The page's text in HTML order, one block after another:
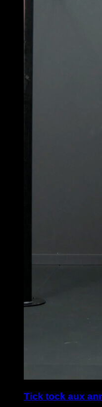
Tick tock aux